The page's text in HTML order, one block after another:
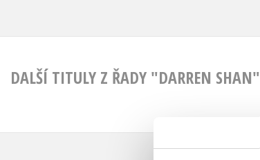
DALŠÍ TITULY Z ŘADY "DARREN SHAN"